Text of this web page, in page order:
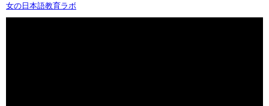
女の日本語教育ラボ